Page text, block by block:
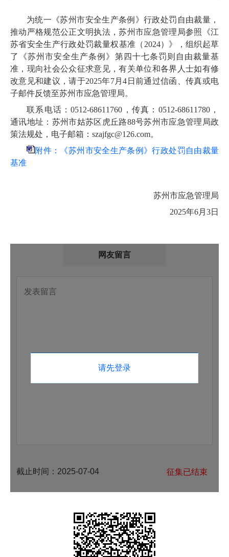
为统一《苏州市安全生产条例》行政处罚自由裁量，
推动严格规范公正文明执法，苏州市应急管理局参照《江
苏省安全生产行政处罚裁量权基准（ 2024）》，组织起草
了
《苏州市安全生产条例》第四十七条罚则 自由裁量基
准， 现向社会公众征求意见，有关单位和各界人士如有修
改意见和建议 ，请于2025年7月4 日前通过信函、传真或电
子邮件反馈至苏州市应急管理局。
联系 电话 ：0512-68611760， 传真： 0512-68611780，
通讯地址：苏州市姑苏区虎丘路88号苏州市应急管理局政
策法规处 ， 电子邮箱： szajfgc@126.com。
附件：《苏州市安全生产条例》行政处罚自由裁量
基准
苏州市应急管理局
2025年6月 3日
请先登录
网友留言
截止时间： 2025-07-04 征集已结束